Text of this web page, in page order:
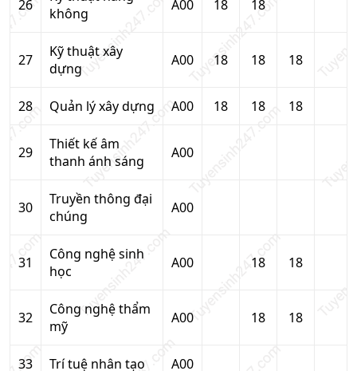
26
không
A00 18 18
27
Kỹ thuật xây
dựng
A00 18 18 18
28 Quản lý xây dựng A00 18 18 18
29
Thiết kế âm
thanh ánh sáng
A00
30
Truyền thông đại
chúng
A00
31
Công nghệ sinh
học
A00 18 18
32
Công nghệ thẩm
mỹ
A00 18 18
33 Trí tuệ nhân tạo A00